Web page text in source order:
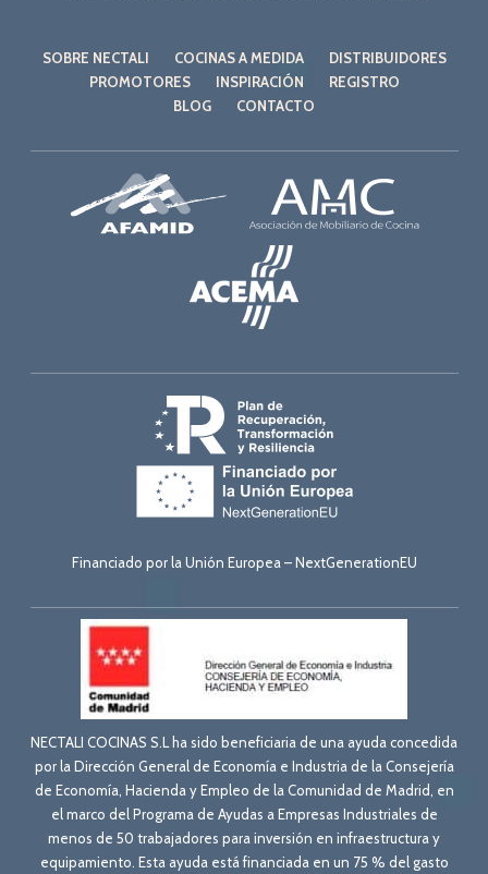
SOBRE NECTALI COCINAS A MEDIDA
DISTRIBUIDORES
PROMOTORES
INSPIRACIÓN
REGISTRO
BLOG
CONTACTO
Financiado por la Unión Europea – NextGenerationEU
NECTALI COCINAS S.L ha sido beneficiaria de una ayuda concedida
por la Dirección General de Economía e Industria de la Consejería
de Economía, Hacienda y Empleo de la Comunidad de Madrid, en
el marco del Programa de Ayudas a Empresas Industriales de
menos de 50 trabajadores para inversión en infraestructura y
equipamiento. Esta ayuda está financiada en un 75 % del gasto